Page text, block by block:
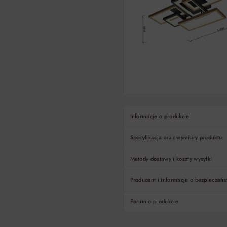
Informacje o produkcie
Specyfikacja oraz wymiary produktu
Metody dostawy i koszty wysyłki
Producent i informacje o
Forum o produkcie